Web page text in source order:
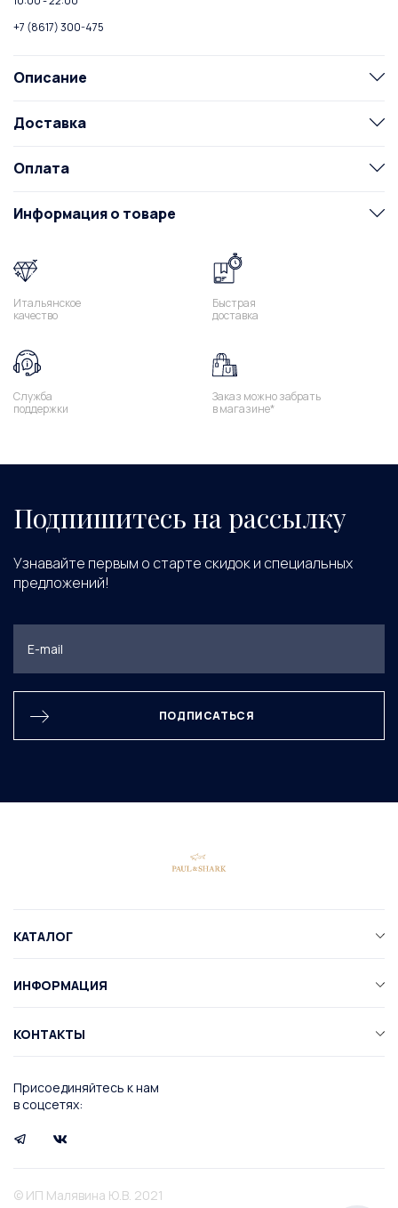
+7 (8617) 300-475
Описание
Доставка
Оплата
Информация о товаре
Итальянское
качество
Быстрая
доставка
Служба
поддержки
Заказ можно забрать
в магазине*
Подпишитесь на рассылку
Узнавайте первым о старте скидок и специальных
предложений!
ПОДПИСАТЬСЯ
Присоединяйтесь к нам
в соцсетях:
КАТАЛОГ
ИНФОРМАЦИЯ
КОНТАКТЫ
© ИП Малявина Ю.В. 2021